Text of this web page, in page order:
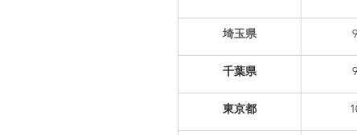
埼玉県
千葉県
​東京都